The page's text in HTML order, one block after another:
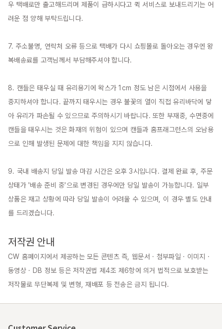
우 택배로만 출고해드리며 제품이 급하시다고 퀵 서비스로 보내드리기는 어
려운 점 양해 부탁드립니다.
7. 주소불명, 연락처 오류 등으로 택배가 다시 쇼핑몰로 돌아오는 경우엔 왕
복배송료를 고객님께서 부담해주셔야 합니다.
8. 캔들은 태우실 때 유리용기에 왁스가 1cm 정도 남은 시점에서 사용을
중지하셔야 합니다. 끝까지 태우시는 경우 불꽃의 열이 직접 유리바닥에 닿
아 유리가 파손될 수 있으므로 주의하시기 바랍니다. 또한 부재중, 수면중에
캔들을 태우시는 것은 화재의 위험이 있으며 캔들과 홈프래그런스의 오남용
으로 인해 발생된 문제에 대한 책임을 지지 않습니다.
9. 국내 배송지 당일 발송 마감 시간은 오후 3시입니다. 결제 완료 후, 주문
상태가 '배송 준비 중'으로 변경된 경우에만 당일 발송이 가능합니다. 일부
상품은 재고 상황에 따라 당일 발송이 어려울 수 있으며, 이 경우 별도 안내
를 드리겠습니다.
저작권 안내
CW 홈페이지에서 제공하는 모든 콘텐츠 즉, 웹문서 · 첨부파일 · 이미지 ·
동영상 · DB 정보 등은 저작권법 제4조 제6항에 의거 법적으로 보호받는
저작물로 무단복제 및 변형, 재배포 등 전송은 금지 됩니다.